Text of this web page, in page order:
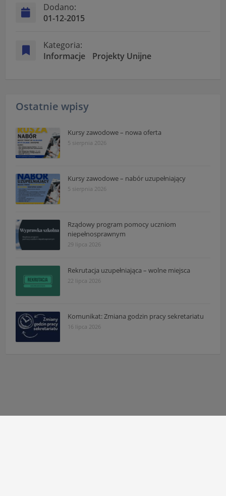
Dodano:
01-12-2015
Kategoria:
Informacje
Projekty Unijne
Ostatnie wpisy
Kursy zawodowe – nowa oferta
5 sierpnia 2026
Kursy zawodowe – nabór uzupełniający
5 sierpnia 2026
Rządowy program pomocy uczniom
niepełnosprawnym
29 lipca 2026
Rekrutacja uzupełniająca – wolne miejsca
22 lipca 2026
Komunikat: Zmiana godzin pracy sekretariatu
16 lipca 2026
czas w sekcji